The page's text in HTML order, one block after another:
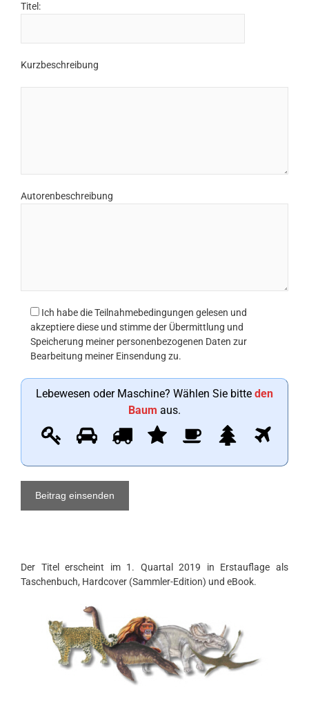
Titel:
Kurzbeschreibung
Autorenbeschreibung
Ich habe die Teilnahmebedingungen gelesen und
akzeptiere diese und stimme der Übermittlung und
Speicherung meiner personenbezogenen Daten zur
Bearbeitung meiner Einsendung zu.
Lebewesen oder Maschine? Wählen Sie bitte den
Baum aus.
e
w
s
d
e
1 2 3 4
Der Titel erscheint im 1. Quartal 2019 in Erstauflage als
Taschenbuch, Hardcover (Sammler-Edition) und eBook.